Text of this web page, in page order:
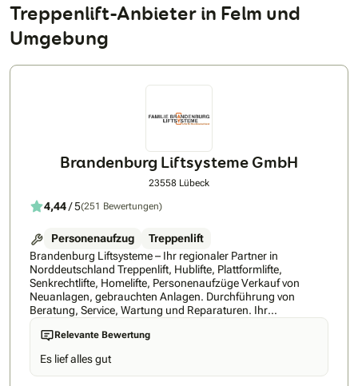
Treppenlift-Anbieter in Felm und
Umgebung
Brandenburg Liftsysteme GmbH
23558 Lübeck
4,44/ 5(251 Bewertungen)
Personenaufzug
Treppenlift
Brandenburg Liftsysteme – Ihr regionaler Partner in
Norddeutschland Treppenlift, Hublifte, Plattformlifte,
Senkrechtlifte, Homelifte, Personenaufzüge Verkauf von
Neuanlagen, gebrauchten Anlagen. Durchführung von
Beratung, Service, Wartung und Reparaturen. Ihr
herstellerunabhängiger, regionaler Meisterfachbetrieb aus
Lübeck in Schleswig- Holstein – tätig in ganz
Norddeutschland. Wir planen, liefern, montieren und
betreuen moderne Liftsysteme für ein selbstbestimmtes und
barrierefreies Wohnen– im Alter, nach Krankheit oder bei
Relevante Bewertung
Es lief alles gut